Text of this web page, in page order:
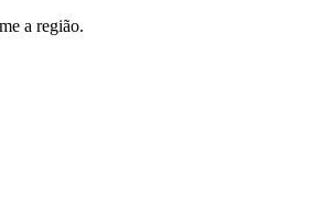
a região.